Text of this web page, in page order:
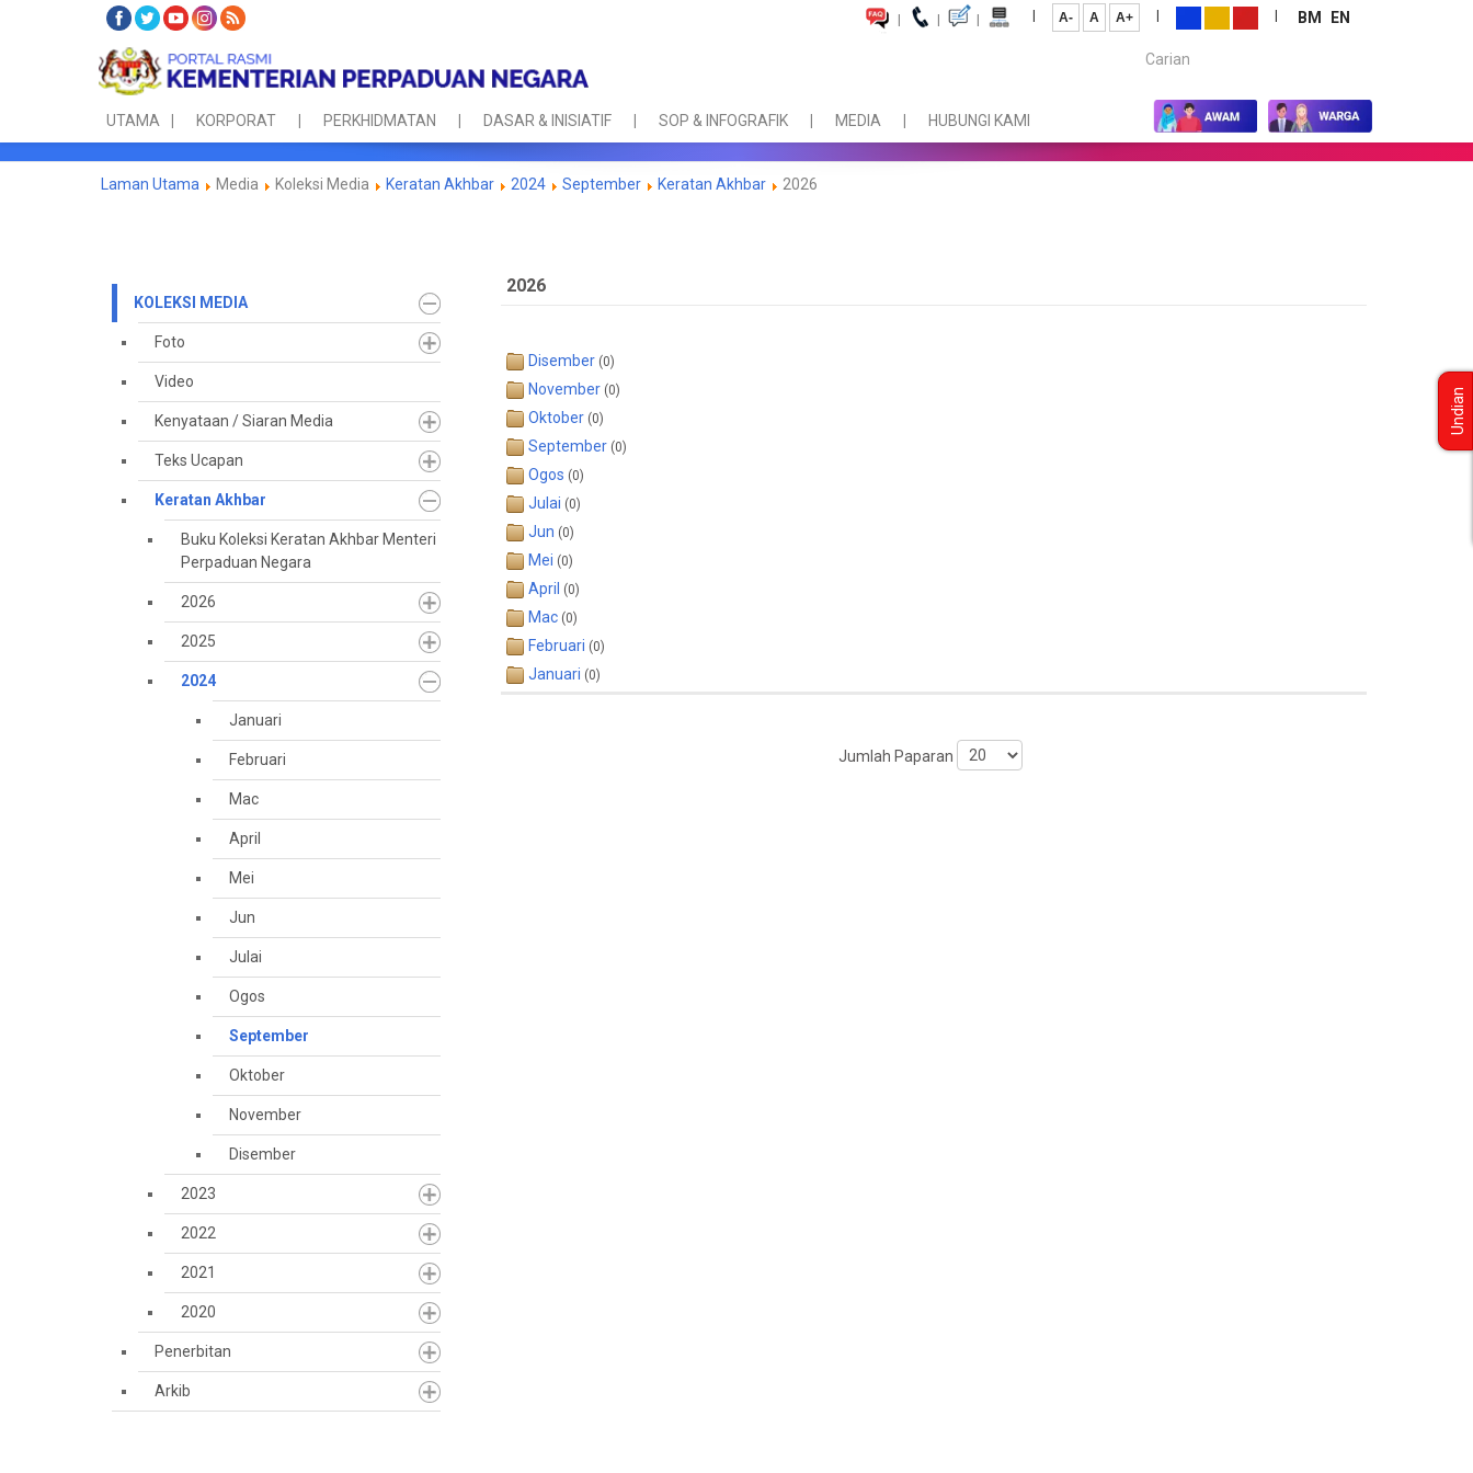
| | | | A- A A+ | | BM
EN
Carian...
UTAMA KORPORAT PERKHIDMATAN DASAR & INISIATIF SOP & INFOGRAFIK MEDIA HUBUNGI KAMI
Laman Utama Media Koleksi Media Keratan Akhbar 2024 September Keratan Akhbar 2026
KOLEKSI MEDIA
Foto
Video
Kenyataan / Siaran Media
Teks Ucapan
Keratan Akhbar
Buku Koleksi Keratan Akhbar Menteri
Perpaduan Negara
2026
2025
2024
Januari
Februari
Mac
April
Mei
Jun
Julai
Ogos
September
Oktober
November
Disember
2023
2022
2021
2020
Penerbitan
Arkib
2026
Disember (0)
November (0)
Oktober (0)
September (0)
Ogos (0)
Julai (0)
Jun (0)
Mei (0)
April (0)
Mac (0)
Februari (0)
Januari (0)
Jumlah Paparan
Undian